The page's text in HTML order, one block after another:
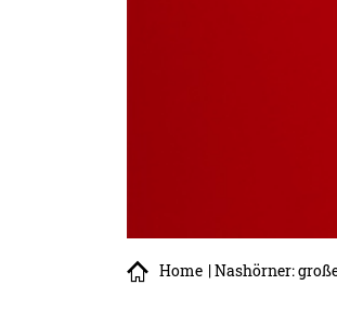
Home | Nashörner: